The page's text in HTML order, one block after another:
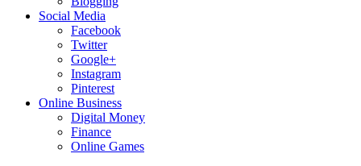
Social Media
Facebook
Twitter
Google+
Instagram
Pinterest
Online Business
Digital Money
Finance
Online Games